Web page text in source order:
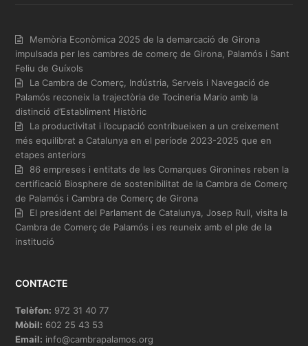
Memòria Econòmica 2025 de la demarcació de Girona
impulsada per les cambres de comerç de Girona, Palamós i Sant
Feliu de Guíxols
La Cambra de Comerç, Indústria, Serveis i Navegació de
Palamós reconeix la trajectòria de Tocineria Mario amb la
distinció d’Establiment Històric
La productivitat i l’ocupació contribueixen a un creixement
més equilibrat a Catalunya en el període 2023-2025 que en
etapes anteriors
86 empreses i entitats de les Comarques Gironines reben la
certificació Biosphere de sostenibilitat de la Cambra de Comerç
de Palamós i Cambra de Comerç de Girona
El president del Parlament de Catalunya, Josep Rull, visita la
Cambra de Comerç de Palamós i es reuneix amb el ple de la
institució
CONTACTE
Telèfon: 972 31 40 77
Mòbil: 602 25 43 53
Email: info@cambrapalamos.org